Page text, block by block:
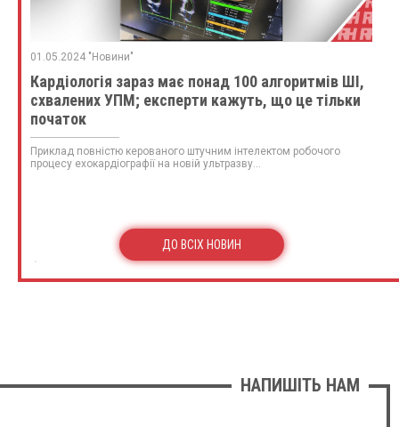
01.05.2024 "Новини"
Кардіологія зараз має понад 100 алгоритмів ШІ,
схвалених УПМ; експерти кажуть, що це тільки
початок
Приклад повністю керованого штучним інтелектом робочого
процесу ехокардіографії на новій ультразву...
ДО ВСІХ НОВИН
НАПИШІТЬ НАМ